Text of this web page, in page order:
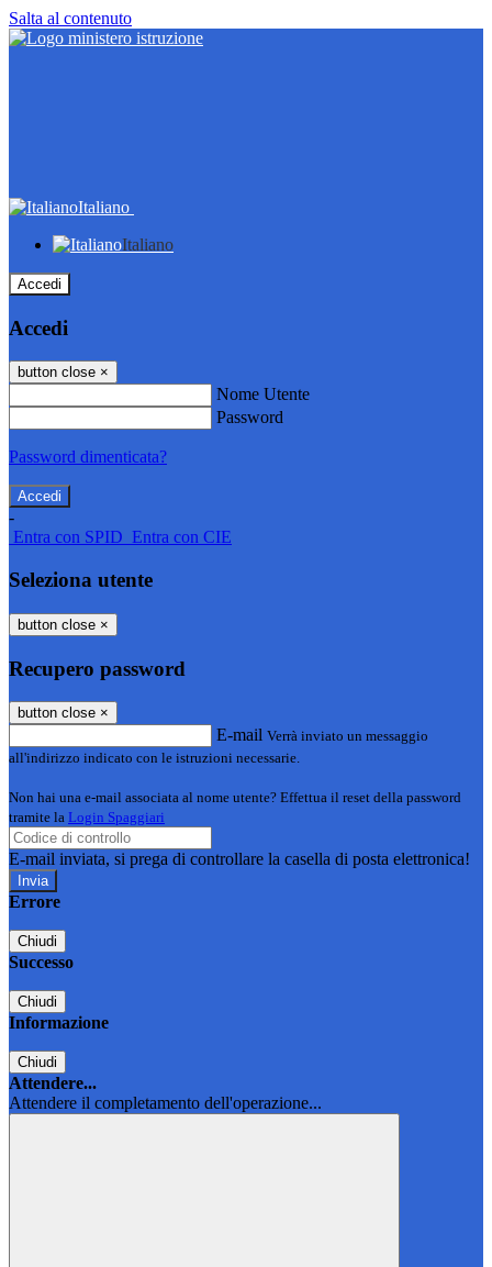
Salta al contenuto
Italiano
Italiano
Accedi
Accedi
button close ×
Nome Utente
Password
Password dimenticata?
-
Entra con SPID Entra con CIE
Seleziona utente
button close ×
Recupero password
button close ×
E-mail Verrà inviato un messaggio
all'indirizzo indicato con le istruzioni necessarie.
Non hai una e-mail associata al nome utente? Effettua il reset della password
tramite la Login Spaggiari
E-mail inviata, si prega di controllare la casella di posta elettronica!
Errore
Chiudi
Successo
Chiudi
Informazione
Chiudi
Attendere...
Attendere il completamento dell'operazione...